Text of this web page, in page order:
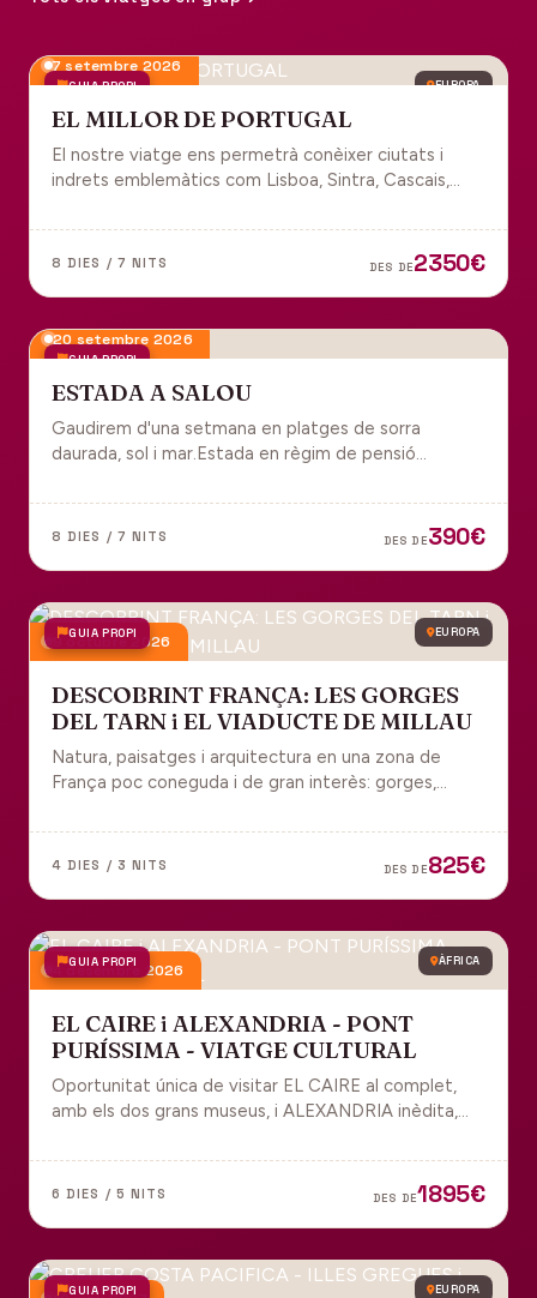
GUIA PROPI EUROPA
7 setembre 2026
EL MILLOR DE PORTUGAL
El nostre viatge ens permetrà conèixer ciutats i
indrets emblemàtics com Lisboa, Sintra, Cascais,
tot inclòs per gaudir plenament de Portugal.
8 DIES / 7 NITS DES DE2350€
GUIA PROPI
20 setembre 2026
ESTADA A SALOU
Gaudirem d'una setmana en platges de sorra
daurada, sol i mar.Estada en règim de pensió
8 DIES / 7 NITS DES DE390€
GUIA PROPI EUROPA
9 octubre 2026
DESCOBRINT FRANÇA: LES GORGES
DEL TARN i EL VIADUCTE DE MILLAU
Natura, paisatges i arquitectura en una zona de
França poc coneguda i de gran interès: gorges,
de Millau.
4 DIES / 3 NITS DES DE825€
GUIA PROPI ÀFRICA
4 desembre 2026
EL CAIRE i ALEXANDRIA - PONT
PURÍSSIMA - VIATGE CULTURAL
Oportunitat única de visitar EL CAIRE al complet,
amb els dos grans museus, i ALEXANDRIA inèdita,
6 DIES / 5 NITS DES DE1895€
GUIA PROPI EUROPA